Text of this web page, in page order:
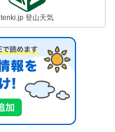
tenki.jp 登山天気